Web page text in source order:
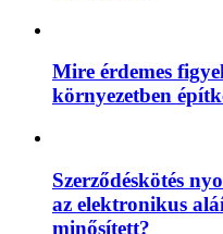
Mire érdemes
környezetben
Szerződéskötés
az elektronikus
minősített?